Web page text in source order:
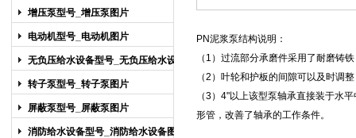
增压泵型号_增压泵图片
电动机型号_电动机图片
无负压给水设备型号_无负压给水设备
图片
转子泵型号_转子泵图片
屏蔽泵型号_屏蔽泵图片
消防给水设备型号_消防给水设备图片
PN泥浆泵结构说明：
（1）过流部分承磨件采用了耐磨铸
（2）叶轮和护板的间隙可以及时调
（3）4"以上该型泵轴承直接装于水
形管，改善了轴承的工作条件。